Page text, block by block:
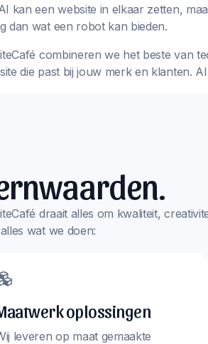
kan een website in elkaar zetten,
dan wat een robot kan bieden.
combineren we het beste van
die past bij jouw merk en klanten.
draait alles om kwaliteit,
wat we doen:
oplossingen
leveren op maat gemaakte